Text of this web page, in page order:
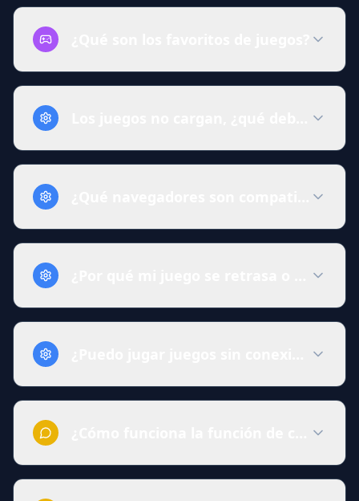
Los juegos no cargan, ¿qué debo hacer?
¿Qué navegadores son compatibles?
¿Por qué mi juego se retrasa o
¿Puedo jugar juegos sin conexión?
¿Cómo funciona la función de